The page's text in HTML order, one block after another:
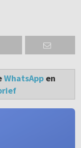
WhatsAppen